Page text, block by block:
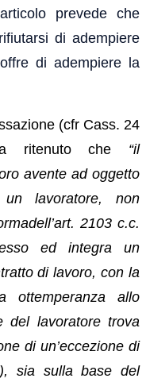
prevede che
di adempiere
di adempiere la
(cfr Cass. 24
ritenuto che “il
avente ad oggetto
lavoratore, non
2103 c.c.
ed integra un
di lavoro, con la
ottemperanza allo
del lavoratore trova
di un’eccezione di
sia sulla base del